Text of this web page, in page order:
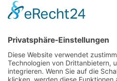
Aktuelles
Aktionen
Termine